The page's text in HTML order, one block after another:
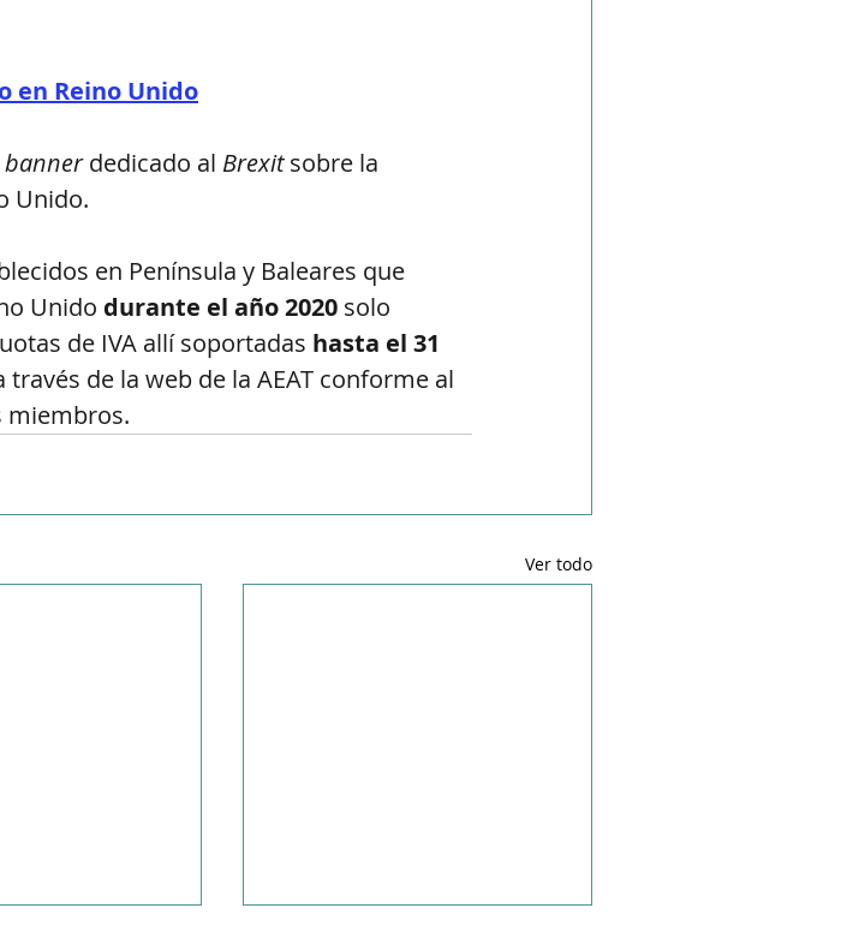
en Reino Unido
banner dedicado al Brexit sobre la
Unido.
en Península y Baleares que
Unido durante el año 2020 solo
de IVA allí soportadas hasta el 31
través de la web de la AEAT conforme al
miembros.
Ver todo